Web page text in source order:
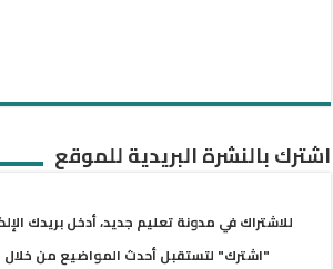
اشترك بالنشرة البريدية للموقع
للاشتراك في مدونة تعليم جديد، أدخل بريدك
"اشترك" لتستقبل أحدث المواضيع من خلال